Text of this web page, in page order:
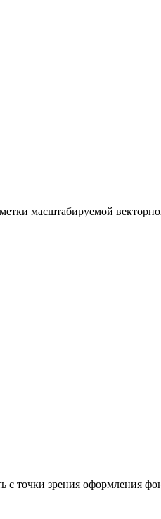
масштабируемой
точки зрения оформления